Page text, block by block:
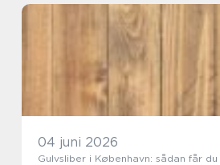
04 juni 2026
Gulvsliber i København: sådan får